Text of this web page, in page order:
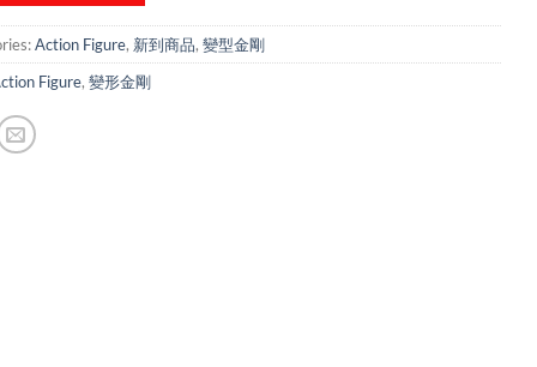
Action Figure, 新到商品​, 變型金剛
Figure, 變形金剛